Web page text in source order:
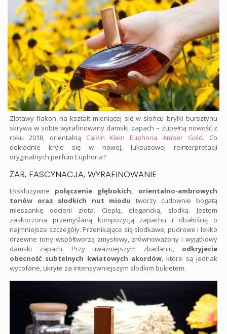
Złotawy flakon na kształt mieniącej się w słońcu bryłki bursztynu
skrywa w sobie wyrafinowany damski zapach – zupełną nowość z
roku 2018, orientalną Calvin Klein Euphoria Amber Gold. Co
dokładnie kryje się w nowej, luksusowej reinterpretacji
oryginalnych perfum Euphoria?
ŻAR, FASCYNACJA, WYRAFINOWANIE
Ekskluzywne połączenie głębokich, orientalno-ambrowych
tonów oraz słodkich nut miodu tworzy cudownie bogatą
mieszankę odcieni złota. Ciepłą, elegancką, słodką. Jestem
zaskoczona przemyślaną kompozycją zapachu i dbałością o
najmniejsze szczegóły. Przenikające się słodkawe, pudrowe i lekko
drzewne tony współtworzą zmysłowy, zrównoważony i wyjątkowy
damski zapach. Przy uważniejszym zbadaniu, odkryjecie
obecność subtelnych kwiatowych akordów, które są jednak
wycofane, ukryte za intensywniejszym słodkim bukietem.